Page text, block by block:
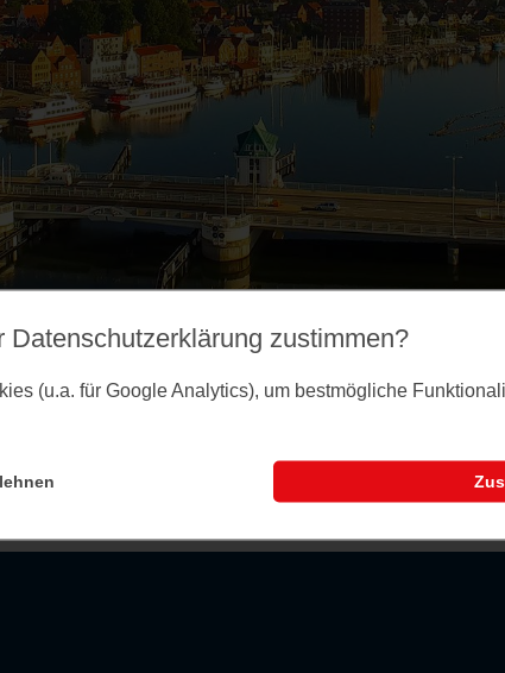
Datenschutz­erklärung zustimmen?
(u.a. für Google Analytics), um bestmögliche